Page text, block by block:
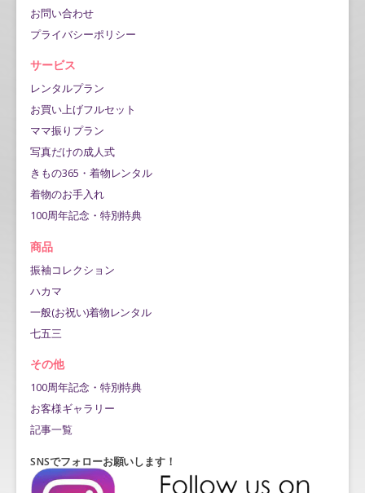
お問い合わせ
プライバシーポリシー
サービス
レンタルプラン
お買い上げフルセット
ママ振りプラン
写真だけの成人式
きもの365・着物レンタル
着物のお手入れ
100周年記念・特別特典
商品
振袖コレクション
ハカマ
一般(お祝い)着物レンタル
七五三
その他
100周年記念・特別特典
お客様ギャラリー
記事一覧
SNSでフォローお願いします！